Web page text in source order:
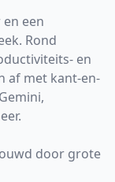
een
Rond
en
af met kant-en-
door grote